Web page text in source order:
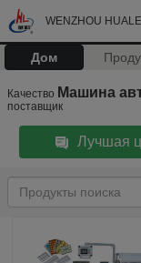
WENZHOU
Дом
Качество Машина
поставщик
Лучшая